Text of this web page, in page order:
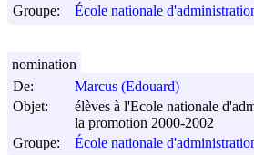
Groupe:
École nationale
De:
Marcus (Edouard)
Objet:
élèves à l'Ecole nationale
la promotion 2000-2002
Groupe:
École nationale
nomination